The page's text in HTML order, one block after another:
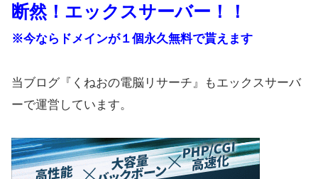
断然！エックスサーバー！！
※今ならドメインが１個永久無料で貰えます
当ブログ『くねおの電脳リサーチ』もエックスサーバ
ーで運営しています。